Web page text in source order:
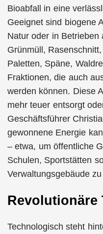
Bioabfall in eine
Geeignet sind biogene
Natur oder in Betrieben
Grünmüll,
Paletten, Späne,
Fraktionen, die auch
werden können. Diese
mehr teuer entsorgt
Geschäftsführer
gewonnene Energie
– etwa, um öffentliche
Schulen, Sportstätten
Verwaltungsgebäude
Revolutionäre
Technologisch steht